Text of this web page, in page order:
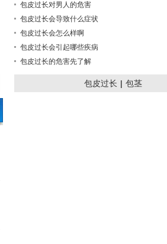
包皮过长对男人的危害
包皮过长会导致什么症状
包皮过长会怎么样啊
包皮过长会引起哪些疾病
包皮过长的危害先了解
包皮过长 | 包茎